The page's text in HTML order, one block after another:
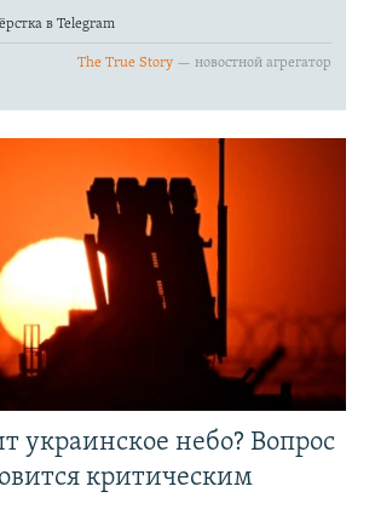
украинское небо? Вопрос
критическим